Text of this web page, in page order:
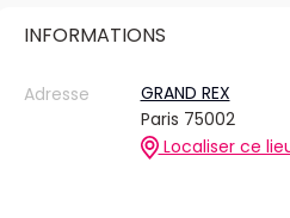
INFORMATIONS
Adresse
GRAND REX
Paris 75002
Localiser ce